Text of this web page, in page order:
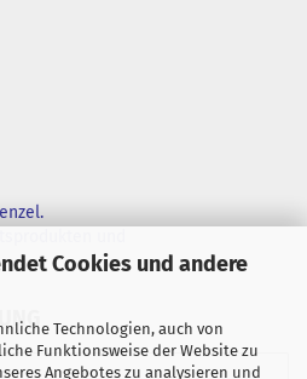
Cookies und andere
Technologien, auch von
Funktionsweise der Website zu
Angebotes zu analysieren und